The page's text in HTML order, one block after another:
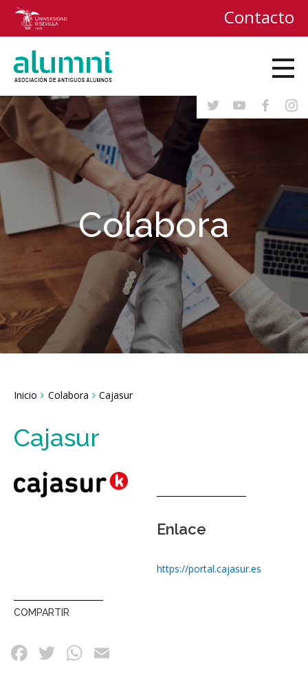
Contacto
Colabora
Breadcrumbs
You
Inicio Colabora Cajasur
Cajasur
Enlace
https://portal.cajasur.es
COMPARTIR